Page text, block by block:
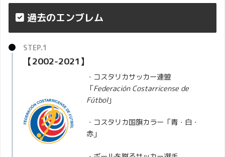
過去のエンブレム
【2002-2021】
・コスタリカサッカー連盟
「Federación Costarricense de
Fútbol」
・コスタリカ国旗カラー「青・白・
赤」